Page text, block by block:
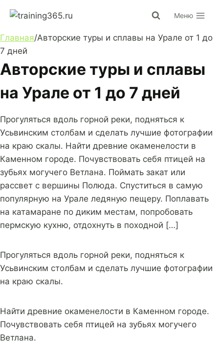
содержимому
Меню
Главная/Авторские туры и сплавы на Урале от 1 до
7 дней
Авторские туры и сплавы
на Урале от 1 до 7 дней
Прогуляться вдоль горной реки, подняться к
Усьвинским столбам и сделать лучшие фотографии
на краю скалы. Найти древние окаменелости в
Каменном городе. Почувствовать себя птицей на
зубьях могучего Ветлана. Поймать закат или
рассвет с вершины Полюда. Спуститься в самую
популярную на Урале ледяную пещеру. Поплавать
на катамаране по диким местам, попробовать
пермскую кухню, отдохнуть в походной […]
Прогуляться вдоль горной реки, подняться к
Усьвинским столбам и сделать лучшие фотографии
на краю скалы.
Найти древние окаменелости в Каменном городе.
Почувствовать себя птицей на зубьях могучего
Ветлана.